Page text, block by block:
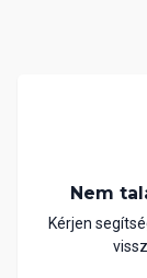
Nem
Kérjen